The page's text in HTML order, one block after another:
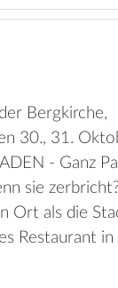
Bergkirche,
30., 31.
- Ganz
sie
Ort als die
Restaurant in